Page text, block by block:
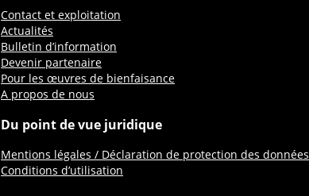
Contact et exploitation
Actualités
Bulletin d’information
Devenir partenaire
Pour les œuvres de bienfaisance
A propos de nous
Du point de vue juridique
Mentions légales / Déclaration de protection des données
Conditions d’utilisation